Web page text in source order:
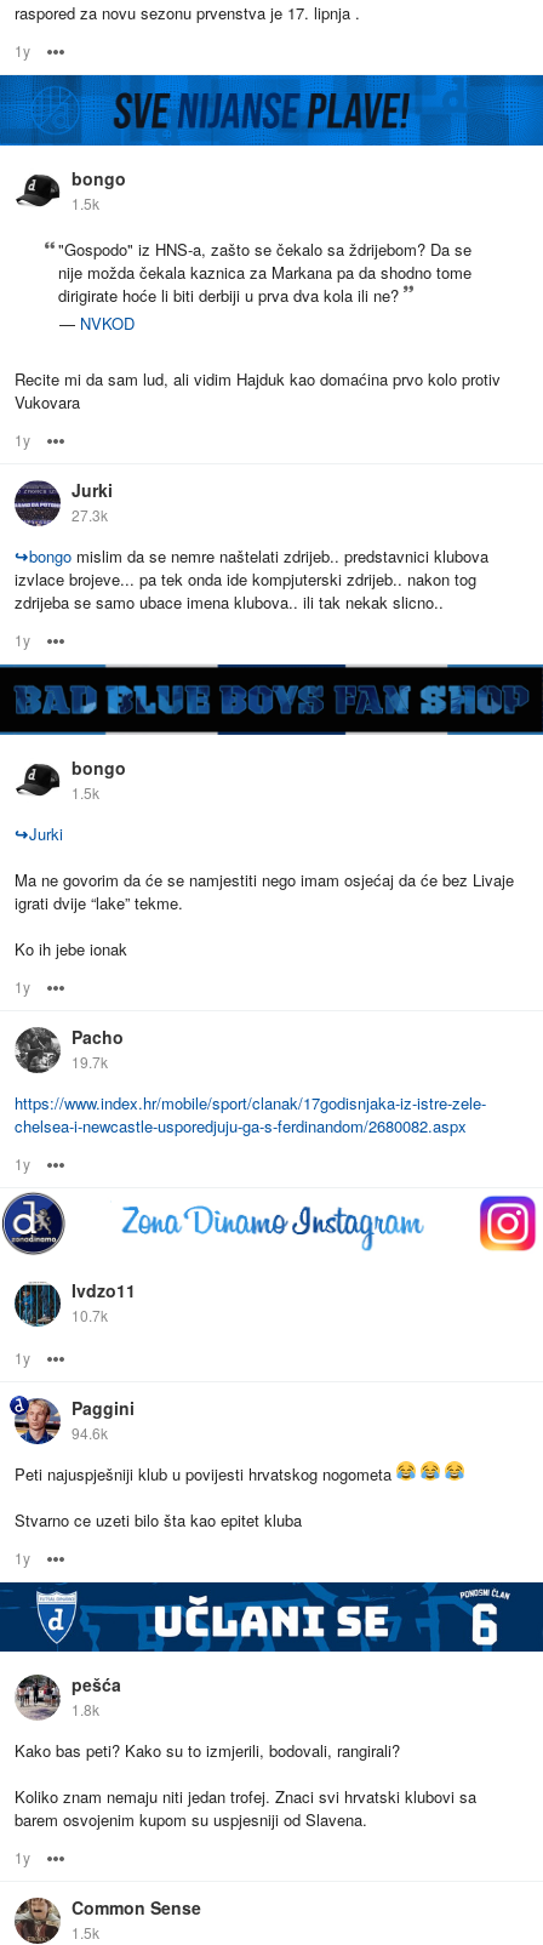
raspored za novu sezonu prvenstva je 17. lipnja .
1y
bongo
1.5k
"Gospodo" iz HNS-a, zašto se čekalo sa ždrijebom? Da se
nije možda čekala kaznica za Markana pa da shodno tome
dirigirate hoće li biti derbiji u prva dva kola ili ne?
— NVKOD
Recite mi da sam lud, ali vidim Hajduk kao domaćina prvo kolo protiv
Vukovara
1y
Jurki
27.3k
↪bongo mislim da se nemre naštelati zdrijeb.. predstavnici klubova
izvlace brojeve... pa tek onda ide kompjuterski zdrijeb.. nakon tog
zdrijeba se samo ubace imena klubova.. ili tak nekak slicno..
1y
bongo
1.5k
↪Jurki
Ma ne govorim da će se namjestiti nego imam osjećaj da će bez Livaje
igrati dvije “lake” tekme.
Ko ih jebe ionak
1y
Pacho
19.7k
https://www.index.hr/mobile/sport/clanak/17godisnjaka-iz-istre-zele-
chelsea-i-newcastle-usporedjuju-ga-s-ferdinandom/2680082.aspx
1y
Ivdzo11
10.7k
1y
Paggini
94.6k
Peti najuspješniji klub u povijesti hrvatskog nogometa
Stvarno ce uzeti bilo šta kao epitet kluba
1y
pešća
1.8k
Kako bas peti? Kako su to izmjerili, bodovali, rangirali?
Koliko znam nemaju niti jedan trofej. Znaci svi hrvatski klubovi sa
barem osvojenim kupom su uspjesniji od Slavena.
1y
Common Sense
1.5k